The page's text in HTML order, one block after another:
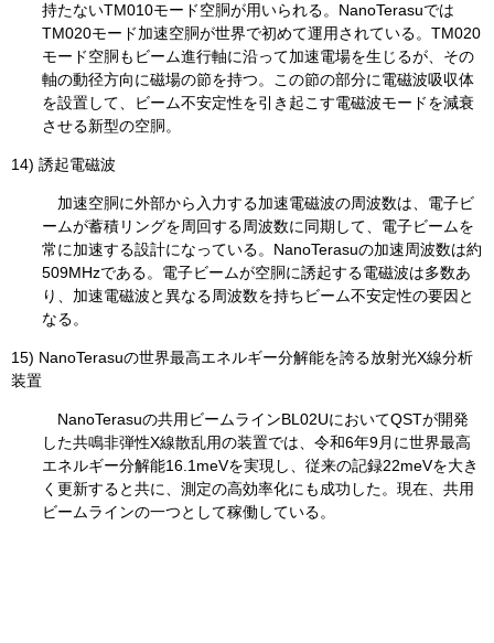
持たないTM010モード空胴が用いられる。NanoTerasuでは
TM020モード加速空胴が世界で初めて運用されている。TM020
モード空胴もビーム進行軸に沿って加速電場を生じるが、その
軸の動径方向に磁場の節を持つ。この節の部分に電磁波吸収体
を設置して、ビーム不安定性を引き起こす電磁波モードを減衰
させる新型の空胴。
14) 誘起電磁波
加速空胴に外部から入力する加速電磁波の周波数は、電子ビ
ームが蓄積リングを周回する周波数に同期して、電子ビームを
常に加速する設計になっている。NanoTerasuの加速周波数は約
509MHzである。電子ビームが空胴に誘起する電磁波は多数あ
り、加速電磁波と異なる周波数を持ちビーム不安定性の要因と
なる。
15) NanoTerasuの世界最高エネルギー分解能を誇る放射光X線分析
装置
NanoTerasuの共用ビームラインBL02UにおいてQSTが開発
した共鳴非弾性X線散乱用の装置では、令和6年9月に世界最高
エネルギー分解能16.1meVを実現し、従来の記録22meVを大き
く更新すると共に、測定の高効率化にも成功した。現在、共用
ビームラインの一つとして稼働している。